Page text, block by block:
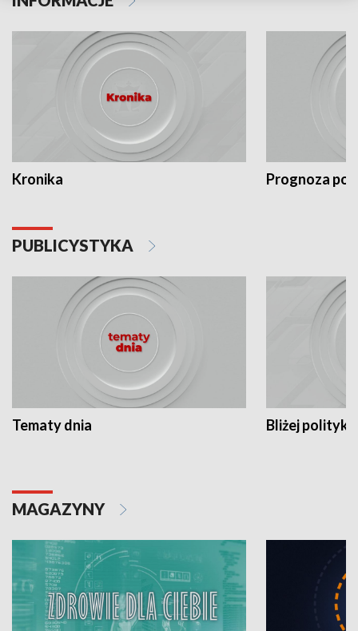
Kronika Prognoza
PUBLICYSTYKA
Tematy dnia Bliżej polityki
MAGAZYNY